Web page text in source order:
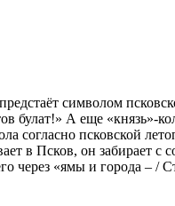
символом
булат!» А еще «князь»-
согласно псковской
в Псков, он забирает с
через «ямы и города – /